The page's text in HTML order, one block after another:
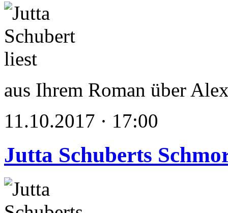
aus Ihrem Roman über
11.10.2017 · 17:00
Jutta Schuberts